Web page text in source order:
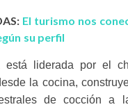
El turismo nos
su perfil
está liderada por el
la cocina,
de cocción a